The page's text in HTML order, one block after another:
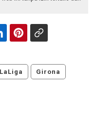
LaLiga Girona